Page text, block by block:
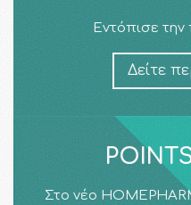
Εντόπισε
Δείτε
Στο νέο